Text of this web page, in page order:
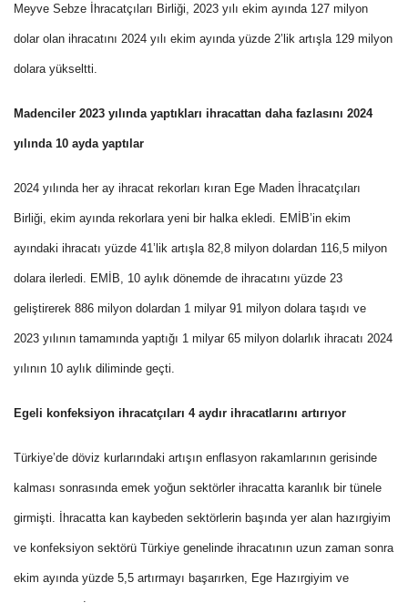
Meyve Sebze İhracatçıları Birliği, 2023 yılı ekim ayında 127 milyon
dolar olan ihracatını 2024 yılı ekim ayında yüzde 2’lik artışla 129 milyon
dolara yükseltti.
Madenciler 2023 yılında yaptıkları ihracattan daha fazlasını 2024
yılında 10 ayda yaptılar
2024 yılında her ay ihracat rekorları kıran Ege Maden İhracatçıları
Birliği, ekim ayında rekorlara yeni bir halka ekledi. EMİB’in ekim
ayındaki ihracatı yüzde 41’lik artışla 82,8 milyon dolardan 116,5 milyon
dolara ilerledi. EMİB, 10 aylık dönemde de ihracatını yüzde 23
geliştirerek 886 milyon dolardan 1 milyar 91 milyon dolara taşıdı ve
2023 yılının tamamında yaptığı 1 milyar 65 milyon dolarlık ihracatı 2024
yılının 10 aylık diliminde geçti.
Egeli konfeksiyon ihracatçıları 4 aydır ihracatlarını artırıyor
Türkiye’de döviz kurlarındaki artışın enflasyon rakamlarının gerisinde
kalması sonrasında emek yoğun sektörler ihracatta karanlık bir tünele
girmişti. İhracatta kan kaybeden sektörlerin başında yer alan hazırgiyim
ve konfeksiyon sektörü Türkiye genelinde ihracatının uzun zaman sonra
ekim ayında yüzde 5,5 artırmayı başarırken, Ege Hazırgiyim ve